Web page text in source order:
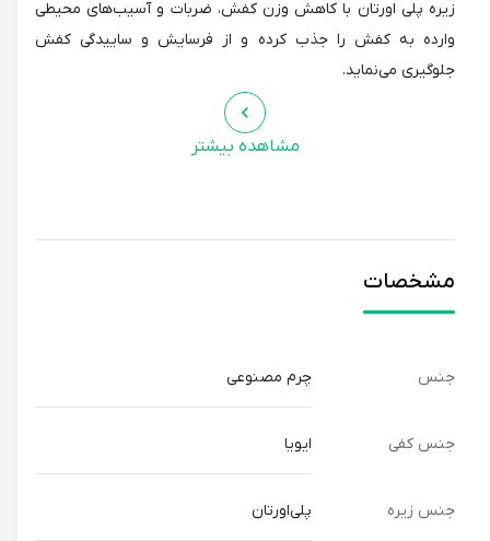
زیره پلی اورتان با کاهش وزن کفش، ضربات و آسیب‌های محیطی
وارده به کفش را جذب کرده و از فرسایش و ساییدگی کفش
جلوگیری می‌نماید.
کیفیت بالای بکار رفته در کفی‌های ساخته شده از جنس ایویا نرمی،
انعطاف پذیری و راحتی را برای کفش به ارمغان می‌آورد.
جلوگیری می‌نماید.
کفش روزمره می‌باشد.
مشاهده بیشتر
مشخصات
جنس چرم مصنوعی
جنس کفی
جنس زیره پلی‌اورتان